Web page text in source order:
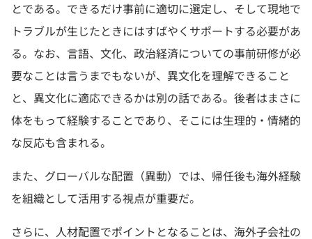
とである。できるだけ事前に適切に選定し、そして現地で
トラブルが生じたときにはすばやくサポートする必要があ
る。なお、言語、文化、政治経済についての事前研修が必
要なことは言うまでもないが、異文化を理解できること
と、異文化に適応できるかは別の話である。後者はまさに
体をもって経験することであり、そこには生理的・情緒的
な反応も含まれる。
また、グローバルな配置（異動）では、帰任後も海外経験
を組織として活用する視点が重要だ。
さらに、人材配置でポイントとなることは、海外子会社の